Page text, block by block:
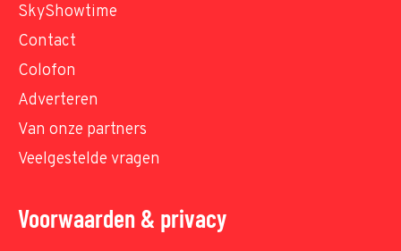
SkyShowtime
Contact
Colofon
Adverteren
Van onze partners
Veelgestelde vragen
Voorwaarden & privacy